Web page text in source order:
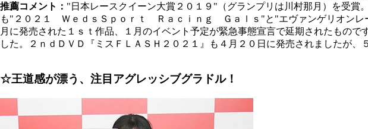
推薦コメント： "日本レースクイーン大賞２０１９"（グランプリは川村那月）を受
も"２０２１ ＷｅｄｓＳｐｏｒｔ Ｒａｃｉｎｇ Ｇａｌｓ"と"エヴァンゲリオンレ
月に発売された１ｓｔ作品、１月のイベント予定が緊急事態宣言で延期されたもの
した。２ｎｄＤＶＤ『ミスＦＬＡＳＨ２０２１』も４月２０日に発売されましたが、
☆王道感が漂う、注目アグレッシブグラドル！